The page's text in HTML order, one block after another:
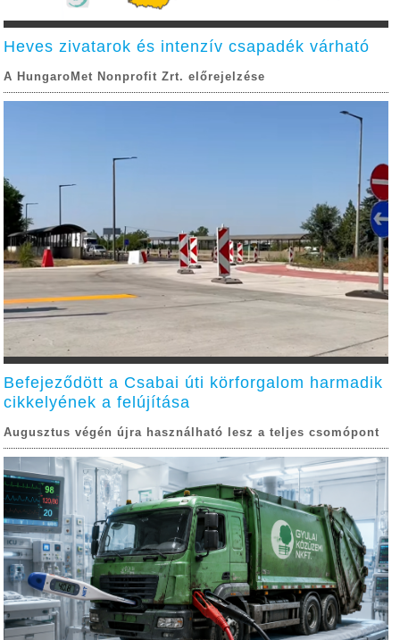
Heves zivatarok és intenzív csapadék várható
A HungaroMet Nonprofit Zrt. előrejelzése
Befejeződött a Csabai úti körforgalom harmadik
cikkelyének a felújítása
Augusztus végén újra használható lesz a teljes csomópont